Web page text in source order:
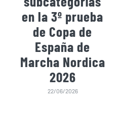
en la 3º prueba
de Copa de
España de
Marcha Nordica
2026
22/06/2026